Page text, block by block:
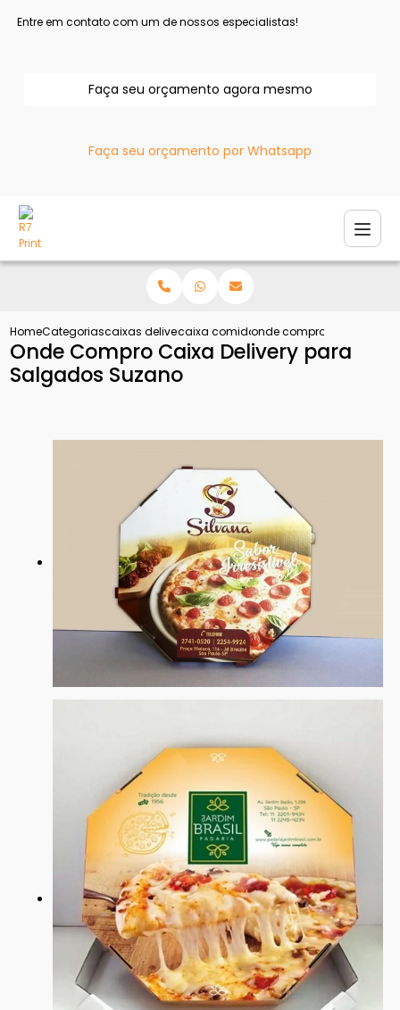
Entre em contato com um de nossos especialistas!
Faça seu orçamento agora mesmo
Faça seu orçamento por Whatsapp
HomeCategoriascaixas deliverycaixa comida deliveryonde compro caixa
Onde Compro Caixa Delivery para
Salgados Suzano